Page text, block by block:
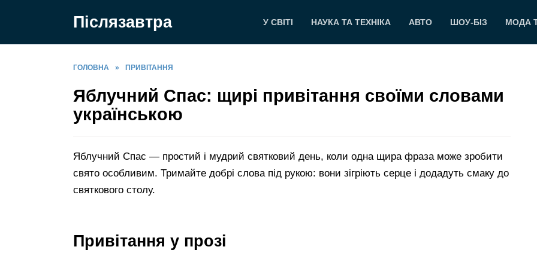
Післязавтра У СВІТІ НАУКА ТА ТЕХНІКА АВТО ШОУ-БІЗ МОДА
ГОЛОВНА » ПРИВІТАННЯ
Яблучний Спас: щирі привітання своїми словами
українською
Яблучний Спас — простий і мудрий святковий день, коли одна щира фраза може зробити
свято особливим. Тримайте добрі слова під рукою: вони зігріють серце і додадуть смаку до
святкового столу.
Привітання у прозі